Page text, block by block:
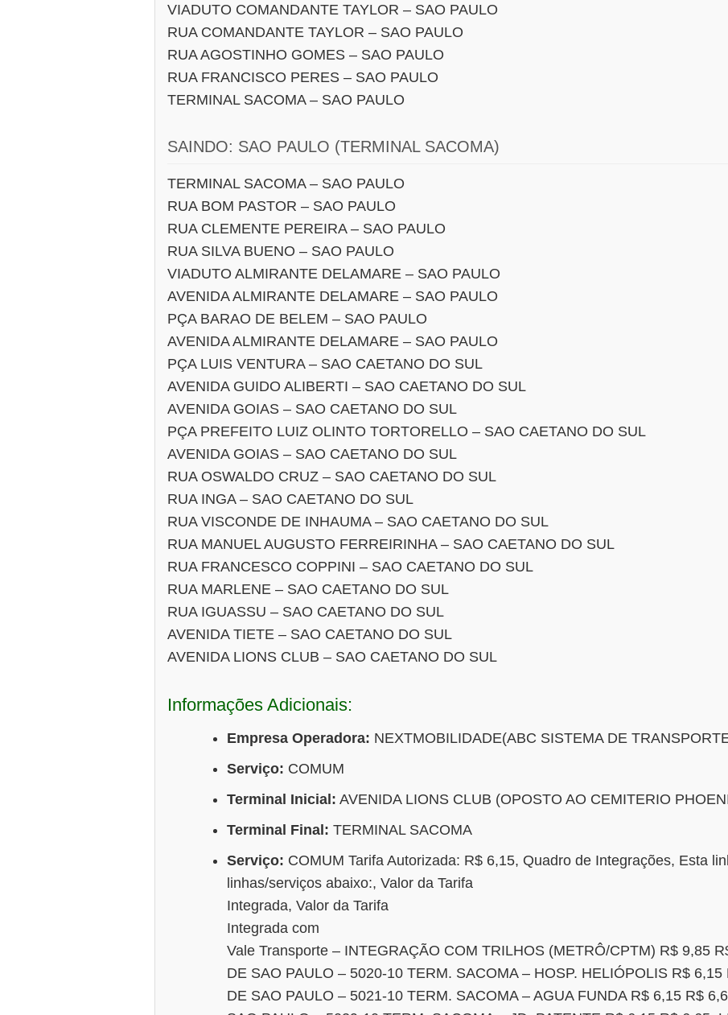
VIADUTO COMANDANTE TAYLOR – SAO PAULO
RUA COMANDANTE TAYLOR – SAO PAULO
RUA AGOSTINHO GOMES – SAO PAULO
RUA FRANCISCO PERES – SAO PAULO
TERMINAL SACOMA – SAO PAULO
SAINDO: SAO PAULO (TERMINAL SACOMA)
TERMINAL SACOMA – SAO PAULO
RUA BOM PASTOR – SAO PAULO
RUA CLEMENTE PEREIRA – SAO PAULO
RUA SILVA BUENO – SAO PAULO
VIADUTO ALMIRANTE DELAMARE – SAO PAULO
AVENIDA ALMIRANTE DELAMARE – SAO PAULO
PÇA BARAO DE BELEM – SAO PAULO
AVENIDA ALMIRANTE DELAMARE – SAO PAULO
PÇA LUIS VENTURA – SAO CAETANO DO SUL
AVENIDA GUIDO ALIBERTI – SAO CAETANO DO SUL
AVENIDA GOIAS – SAO CAETANO DO SUL
PÇA PREFEITO LUIZ OLINTO TORTORELLO – SAO CAETANO DO SUL
AVENIDA GOIAS – SAO CAETANO DO SUL
RUA OSWALDO CRUZ – SAO CAETANO DO SUL
RUA INGA – SAO CAETANO DO SUL
RUA VISCONDE DE INHAUMA – SAO CAETANO DO SUL
RUA MANUEL AUGUSTO FERREIRINHA – SAO CAETANO DO SUL
RUA FRANCESCO COPPINI – SAO CAETANO DO SUL
RUA MARLENE – SAO CAETANO DO SUL
RUA IGUASSU – SAO CAETANO DO SUL
AVENIDA TIETE – SAO CAETANO DO SUL
AVENIDA LIONS CLUB – SAO CAETANO DO SUL
Informações Adicionais:
Empresa Operadora: NEXTMOBILIDADE(ABC SISTEMA DE
Serviço: COMUM
Terminal Inicial: AVENIDA LIONS CLUB (OPOSTO AO CEMITERIO
Terminal Final: TERMINAL SACOMA
Serviço: COMUM Tarifa Autorizada: R$ 6,15, Quadro de Integrações, Esta
linhas/serviços abaixo:, Valor da Tarifa
Integrada, Valor da Tarifa
Integrada com
Vale Transporte – INTEGRAÇÃO COM TRILHOS (METRÔ/CPTM) R$ 9,85
DE SAO PAULO – 5020-10 TERM. SACOMA – HOSP. HELIÓPOLIS R$
DE SAO PAULO – 5021-10 TERM. SACOMA – AGUA FUNDA R$ 6,15 R$